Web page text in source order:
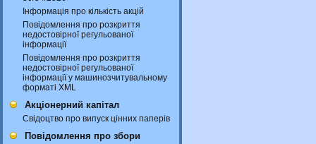
Інформація про кількість акцій
Повідомлення про розкриття
недостовірної регульованої
інформації
Повідомлення про розкриття
недостовірної регульованої
інформації у машинозчитувальному
форматі XML
Акціонерний капітал
Свідоцтво про випуск цінних паперів
Повідомлення про збори